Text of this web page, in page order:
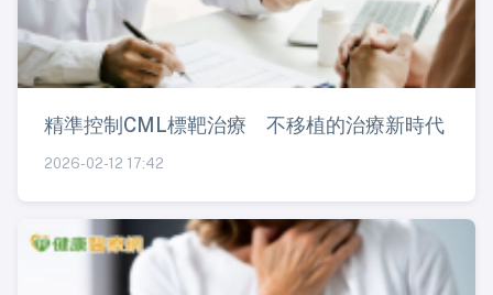
精準控制CML標靶治療 不移植的治療新時代
2026-02-12 17:42